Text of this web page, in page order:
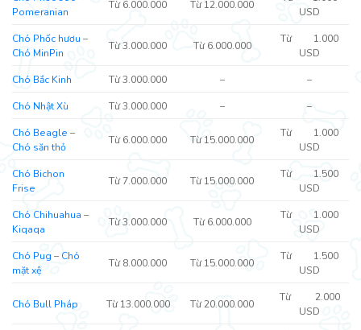
Pomeranian
Từ 6.000.000 Từ 12.000.000
USD
Chó Phốc hươu –
Chó MinPin
Từ 3.000.000 Từ 6.000.000
Từ 1.000
USD
Chó Bắc Kinh Từ 3.000.000 – –
Chó Nhật Xù Từ 3.000.000 – –
Chó Beagle –
Chó săn thỏ
Từ 6.000.000 Từ 15.000.000
Từ 1.000
USD
Chó Bichon
Frise
Từ 7.000.000 Từ 15.000.000
Từ 1.500
USD
Chó Chihuahua –
Kiqaqa
Từ 3.000.000 Từ 6.000.000
Từ 1.000
USD
Chó Pug – Chó
mặt xệ
Từ 8.000.000 Từ 15.000.000
Từ 1.500
USD
Chó Bull Pháp Từ 13.000.000 Từ 20.000.000
Từ 2.000
USD